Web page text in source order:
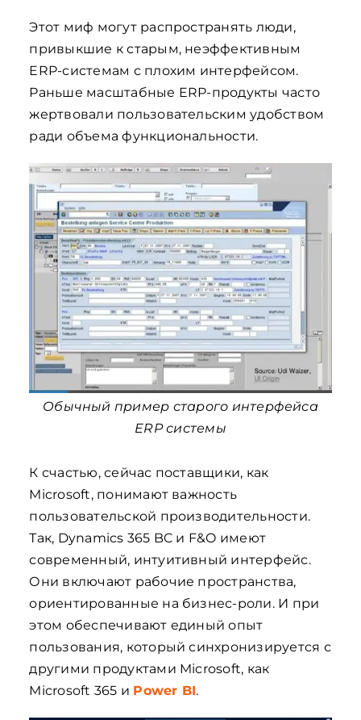
Этот миф могут распространять люди,
привыкшие к старым, неэффективным
ERP-системам с плохим интерфейсом.
Раньше масштабные ERP-продукты часто
жертвовали пользовательским удобством
ради объема функциональности.
Обычный пример старого интерфейса
ERP системы
К счастью, сейчас поставщики, как
Microsoft, понимают важность
пользовательской производительности.
Так, Dynamics 365 BC и F&O имеют
современный, интуитивный интерфейс.
Они включают рабочие пространства,
ориентированные на бизнес-роли. И при
этом обеспечивают единый опыт
пользования, который синхронизируется с
другими продуктами Microsoft, как
Microsoft 365 и Power BI.